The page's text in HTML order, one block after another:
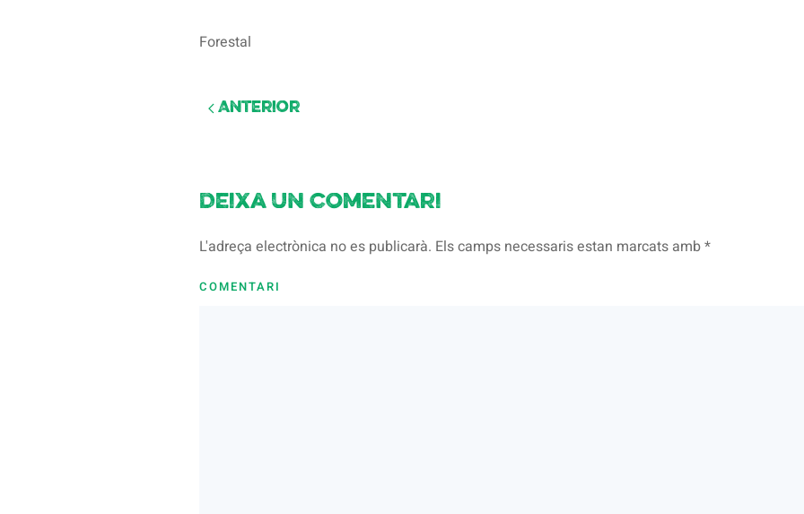
Forestal
Anterior
Deixa un comentari
L'adreça electrònica no es publicarà. Els camps necessaris estan marcats amb*
COMENTARI